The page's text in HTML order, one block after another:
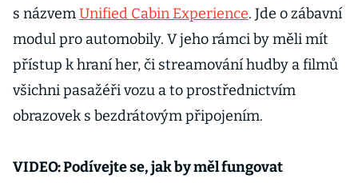
s názvemUnified Cabin Experience. Jde o zábavní
modul pro automobily. V jeho rámci by měli mít
přístup k hraní her, či streamování hudby a filmů
všichni pasažéři vozu a to prostřednictvím
obrazovek s bezdrátovým připojením.
VIDEO: Podívejte se, jak by měl fungovat